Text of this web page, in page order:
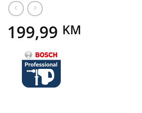
199,99 KM